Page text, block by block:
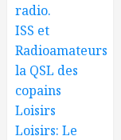
radio.
ISS et
Radioamateurs
la QSL des
copains
Loisirs
Loisirs: Le